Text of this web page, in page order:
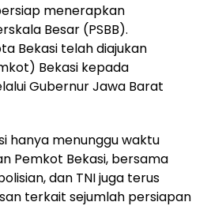
menerapkan
Besar (PSBB).
Bekasi telah diajukan
Bekasi kepada
Gubernur Jawa Barat
hanya menunggu waktu
Pemkot Bekasi, bersama
dan TNI juga terus
terkait sejumlah persiapan